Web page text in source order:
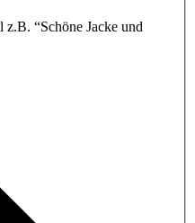
“Schöne Jacke und